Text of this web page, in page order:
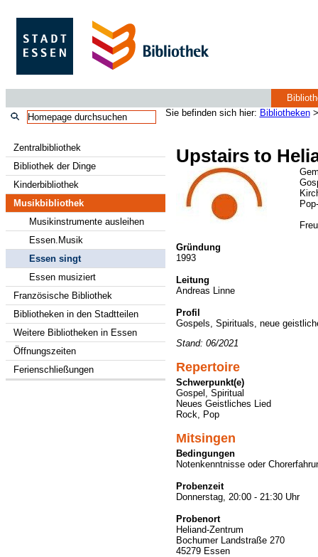
Sie befinden sich hier: Bibliotheken
Zentralbibliothek
Bibliothek der Dinge
Kinderbibliothek
Musikbibliothek
Musikinstrumente ausleihen
Essen.Musik
Essen singt
Essen musiziert
Französische Bibliothek
Bibliotheken in den Stadtteilen
Weitere Bibliotheken in Essen
Öffnungszeiten
Ferienschließungen
Upstairs to
Gründung
1993
Leitung
Andreas Linne
Profil
Gospels, Spirituals, neue
Stand: 06/2021
Repertoire
Schwerpunkt(e)
Gospel, Spiritual
Neues Geistliches Lied
Rock, Pop
Mitsingen
Bedingungen
Notenkenntnisse oder
Probenzeit
Donnerstag, 20:00 - 21:30 Uhr
Probenort
Heliand-Zentrum
Bochumer Landstraße 270
45279 Essen